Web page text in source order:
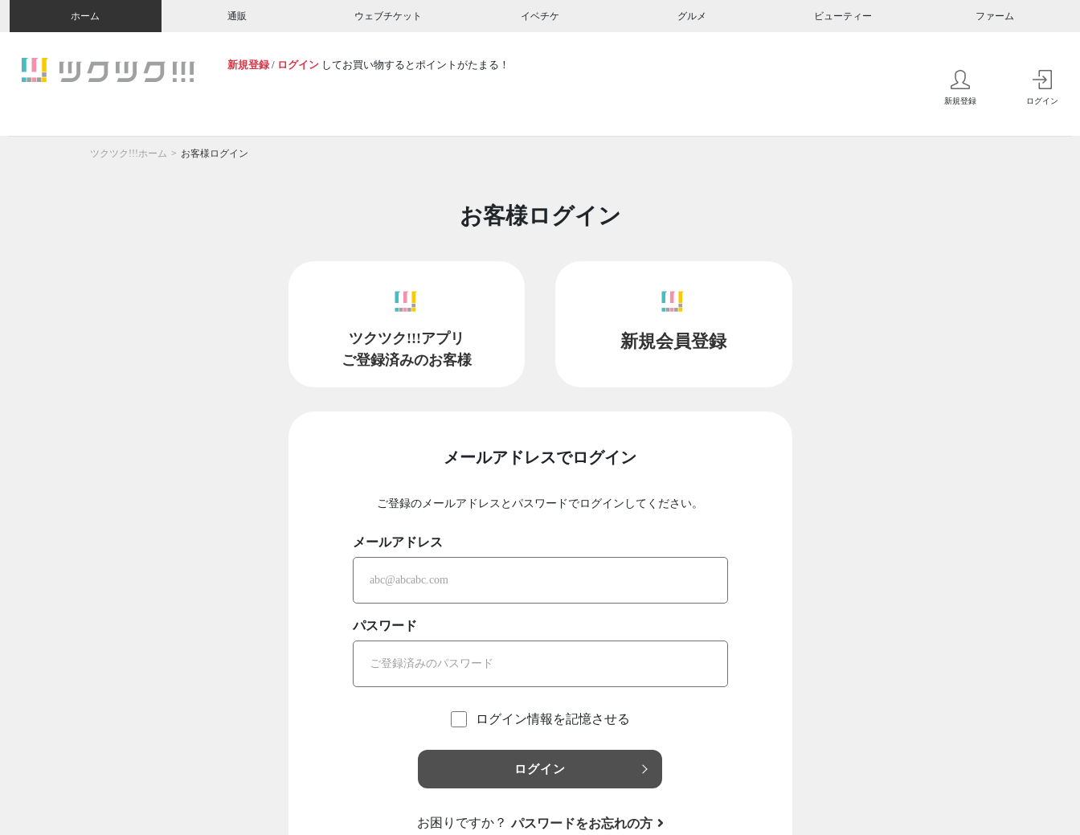
ホーム 通販 ウェブチケット イベチケ グルメ ビューティー ファーム
新規登録 / ログイン してお買い物するとポイントがたまる！
新規登録 ログイン
ツクツク!!!ホーム お客様ログイン
お客様ログイン
ツクツク!!!アプリ
ご登録済みのお客様
新規会員登録
メールアドレスでログイン
ご登録のメールアドレスとパスワードでログインしてください。
メールアドレス
パスワード
ログイン情報を記憶させる
ログイン
お困りですか？ パスワードをお忘れの方